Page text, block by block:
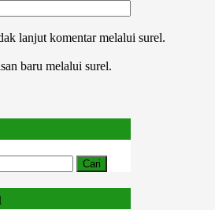
lanjut komentar melalui surel.
baru melalui surel.